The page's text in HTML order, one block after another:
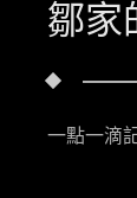
鄒家
一點一滴